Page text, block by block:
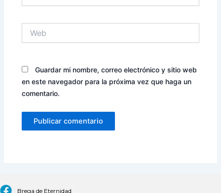
Guardar mi nombre, correo electrónico y sitio web
en este navegador para la próxima vez que haga un
comentario.
Brega de Eternidad